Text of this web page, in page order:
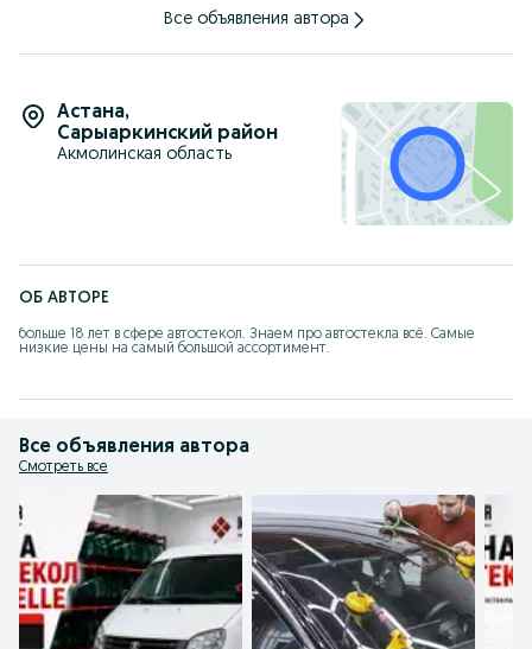
Все объявления автора
Астана,
Сарыаркинский район
Акмолинская область
ОБ АВТОРЕ
больше 18 лет в сфере автостекол. Знаем про автостекла всё. Самые
низкие цены на самый большой ассортимент.
Все объявления автора
Смотреть все